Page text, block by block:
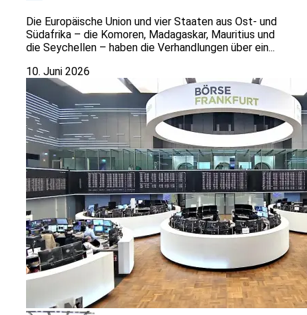
Die Europäische Union und vier Staaten aus Ost- und
Südafrika – die Komoren, Madagaskar, Mauritius und
die Seychellen – haben die Verhandlungen über ein...
10. Juni 2026